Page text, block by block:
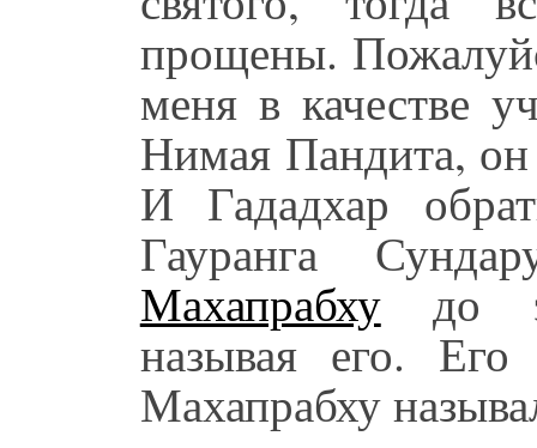
прощены.
меня в качестве
Нимая Пандита,
И Гададхар
Гауранга
Махапрабхудо
называя его.
Махапрабху